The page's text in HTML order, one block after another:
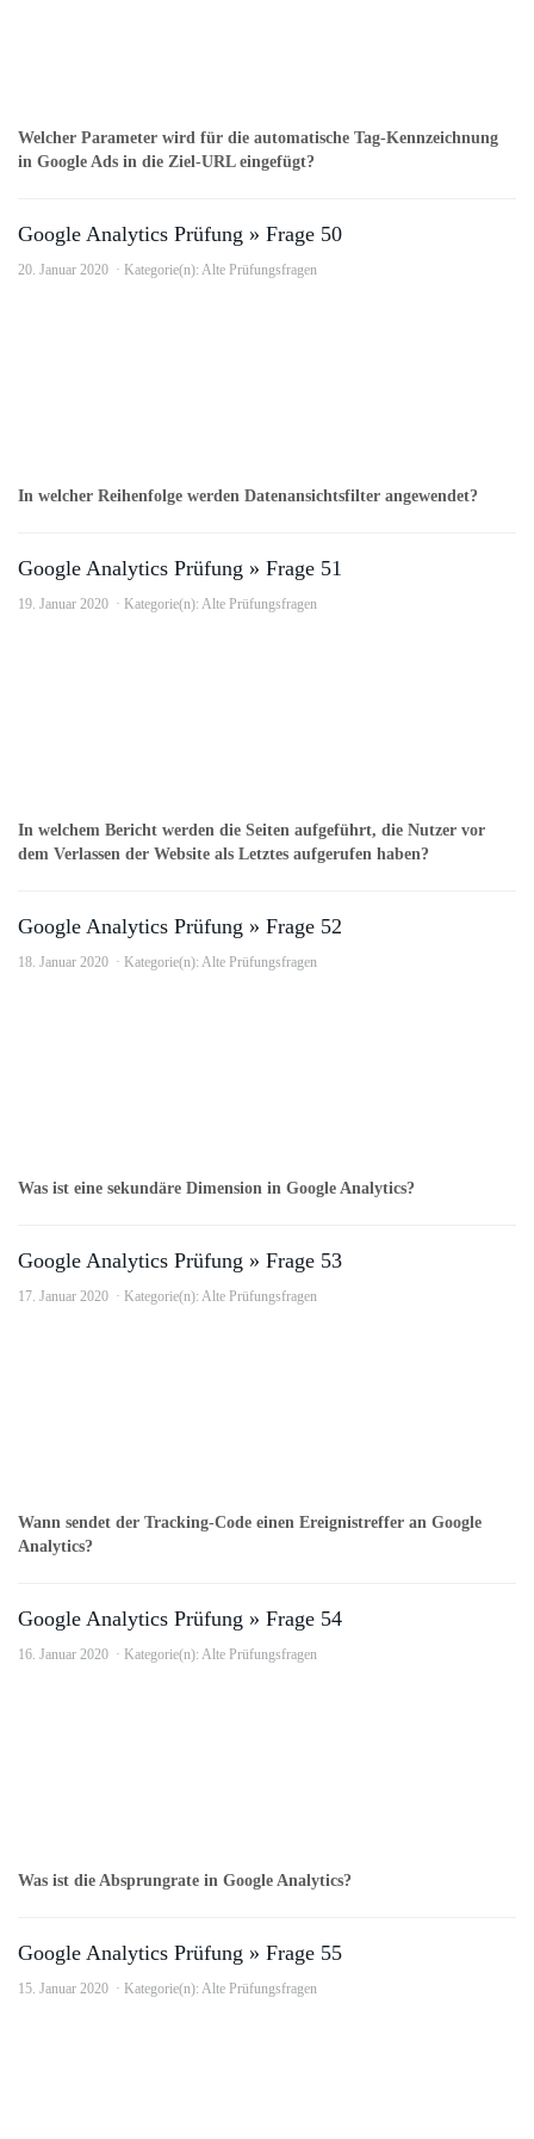
Welcher Parameter wird für die automatische Tag-Kennzeichnung
in Google Ads in die Ziel-URL eingefügt?
Google Analytics Prüfung » Frage 50
20. Januar 2020 Kategorie(n): Alte Prüfungsfragen
In welcher Reihenfolge werden Datenansichtsfilter angewendet?
Google Analytics Prüfung » Frage 51
19. Januar 2020 Kategorie(n): Alte Prüfungsfragen
In welchem Bericht werden die Seiten aufgeführt, die Nutzer vor
dem Verlassen der Website als Letztes aufgerufen haben?
Google Analytics Prüfung » Frage 52
18. Januar 2020 Kategorie(n): Alte Prüfungsfragen
Was ist eine sekundäre Dimension in Google Analytics?
Google Analytics Prüfung » Frage 53
17. Januar 2020 Kategorie(n): Alte Prüfungsfragen
Wann sendet der Tracking-Code einen Ereignistreffer an Google
Analytics?
Google Analytics Prüfung » Frage 54
16. Januar 2020 Kategorie(n): Alte Prüfungsfragen
Was ist die Absprungrate in Google Analytics?
Google Analytics Prüfung » Frage 55
15. Januar 2020 Kategorie(n): Alte Prüfungsfragen